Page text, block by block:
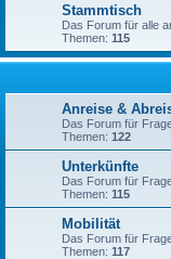
Stammtisch
Das Forum für alle
Themen: 115
Anreise &
Das Forum für
Themen: 122
Unterkünfte
Das Forum für
Themen: 115
Mobilität
Das Forum für
Themen: 117